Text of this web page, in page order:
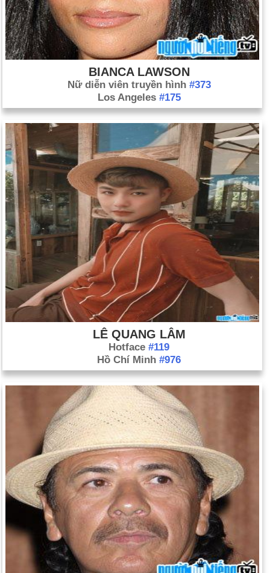
BIANCA LAWSON
Nữ diễn viên truyền hình #373
Los Angeles #175
LÊ QUANG LÂM
Hotface #119
Hồ Chí Minh #976